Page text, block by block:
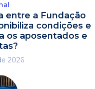
entre a Fundação
condições e
os aposentados e
2026